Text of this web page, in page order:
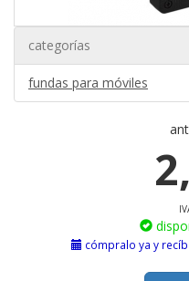
categorías
fundas para móviles
2,
cómpralo ya y